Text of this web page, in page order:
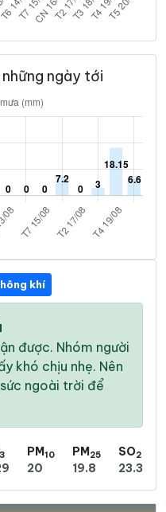
ngày tới
khí
được. Nhóm người
khó chịu nhẹ. Nên
ngoài trời để
3 PM10
20
PM25
19.8
SO2
23.3